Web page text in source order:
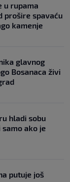
u rupama
prošire spavaću
kamenje
glavnog
Bosanaca živi
hladi sobu
ako je
putuje još